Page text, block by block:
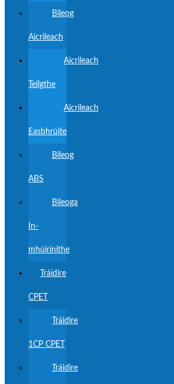
Bileog
Aicrileach
Aicrileach
Teilgthe
Aicrileach
Easbhrúite
Bileog
ABS
Bileoga
In-
mhúirínithe
Tráidire
CPET
Tráidire
1CP CPET
Tráidire